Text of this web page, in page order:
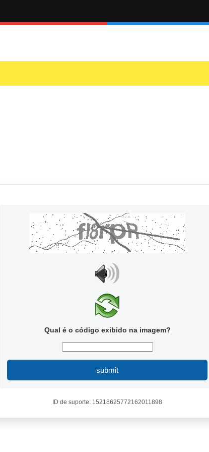
Qual é o código exibido na imagem?
submit
ID de suporte: 15218625772162011898